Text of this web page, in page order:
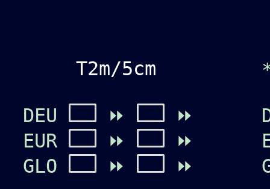
T2m/5cm
DEU
⏩ ⏩
EUR
⏩ ⏩
GLO
⏩ ⏩